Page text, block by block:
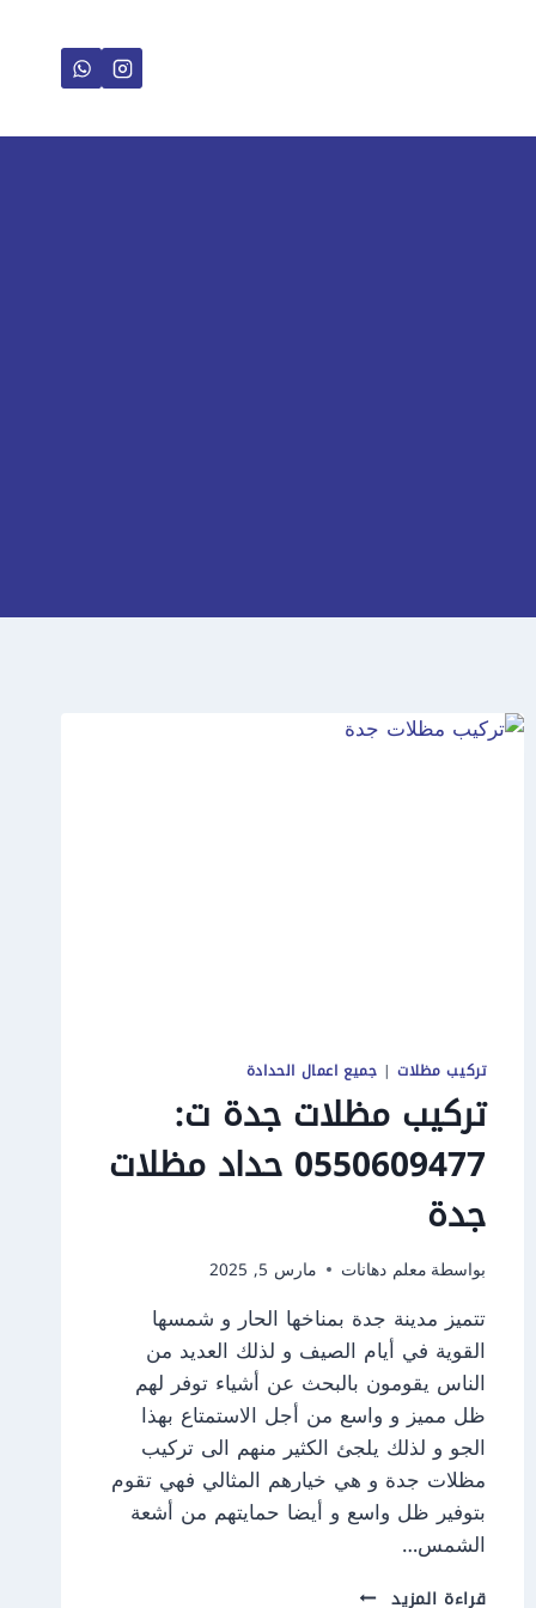
تركيب مظلات| جميع اعمال الحدادة
تركيب مظلات جدة ت:
0550609477 حداد مظلات
جدة
بواسطة معلم دهانات مارس 5, 2025
تتميز مدينة جدة بمناخها الحار و شمسها
القوية في أيام الصيف و لذلك العديد من
الناس يقومون بالبحث عن أشياء توفر لهم
ظل مميز و واسع من أجل الاستمتاع بهذا
الجو و لذلك يلجئ الكثير منهم الى تركيب
مظلات جدة و هي خيارهم المثالي فهي تقوم
بتوفير ظل واسع و أيضا حمايتهم من أشعة
الشمس…
قراءة المزيد تركيب